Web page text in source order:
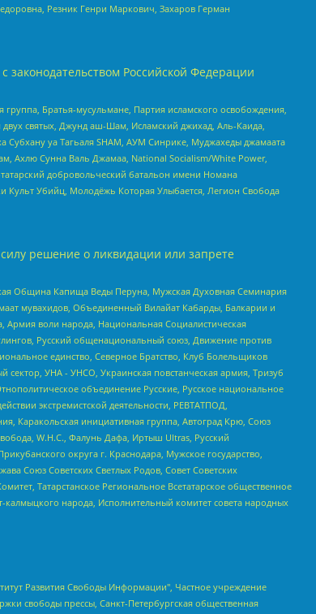
Резник Генри Маркович, Захаров Герман
Российской Федерации
Братья-мусульмане, Партия исламского освобождения,
святых, Джунд аш-Шам, Исламский джихад, Аль-Каида,
уа Тагьаля SHAM, АУМ Синрике, Муджахеды джамаата
Ахлю Сунна Валь Джамаа, National Socialism/White Power,
добровольческий батальон имени Номана
Культ Убийц, Молодёжь Которая Улыбается, Легион Свобода
решение о ликвидации или запрете
Община Капища Веды Перуна, Мужская Духовная Семинария
мувахидов, Объединенный Вилайат Кабарды, Балкарии и
Армия воли народа, Национальная Социалистическая
Русский общенациональный союз, Движение против
единство, Северное Братство, Клуб Болельщиков
УНА - УНСО, Украинская повстанческая армия, Тризуб
объединение Русские, Русское национальное
экстремистской деятельности, РЕВТАТПОД,
Каракольская инициативная группа, Автоград Крю, Союз
W.H.С., Фалунь Дафа, Иртыш Ultras, Русский
округа г. Краснодара, Мужское государство,
Союз Советских Светлых Родов, Совет Советских
Татарстанское Региональное Всетатарское общественное
народа, Исполнительный комитет совета народных
центр для ЛГБТ+инициатив, Благотворительный фонд развития филантропии, Deutsche Welle (Германия, Kurt-Schumacher-Strasse 3, 53113 Bonn), Борзунова Мария Михайловна, Воробьев Виктор Викторович, Голубева Анна Львовна, Константинова Алла Михайловна, Малкова Ирина Владимировна, Мурадов Мурад Абдулгалимович, Осетинская Елизавета Николаевна, Понасенков Евгений Николаевич, Ганапольский Матвей Юрьевич, Киселев Евгений Алексеевич, Борухович Ирина Григорьевна, Дремин Иван Тимофеевич, Дубровский Дмитрий Викторович, Красноярская региональная общественная организация поддержки и развития альтернативных образовательных технологий и межкультурных коммуникаций "ИНТЕРРА", Маяковская Екатерина Алексеевна, Фейгин Марк Захарович, Филимонов Андрей Викторович, Дзугкоева Регина Николаевна, Доброхотов Роман Александрович, Дудь Юрий Александрович, Елкин Сергей Владимирович, Кругликов Кирилл Игоревич, Сабунаева Мария Леонидовна, Семенов Алексей Владимирович, Шаинян Карен Багратович, Шульман Екатерина Михайловна, Асафьев Артур Валерьевич, Вахштайн Виктор Семенович, Венедиктов Алексей Алексеевич, Лушникова Екатерина Евгеньевна, Волков Леонид Михайлович, Невзоров Александр Глебович, Пархоменко Сергей Борисович, Сироткин Ярослав Николаевич, Кара-Мурза Владимир Владимирович, Баранова Наталья Владимировна, Гозман Леонид Яковлевич, Кагарлицкий Борис Юльевич, Климарев Михаил Валерьевич, Милов Владимир Станиславович, Автономная некоммерческая организация Краснодарский центр современного искусства "Типография", Моргенштерн Алишер Тагирович, Соболь Любовь Эдуардовна, Общество с ограниченной ответственностью "ЛИЗА НОРМ", Каспаров Гарри Кимович, Ходорковский Михаил Борисович, Общество с ограниченной ответственностью "Апрельские тезисы", Данилович Ирина Брониславовна, Кашин Олег Владимирович, Петров Николай Владимирович, Пивоваров Алексей Владимирович, Соколов Михаил Владимирович, Цветкова Юлия Владимировна, Чичваркин Евгений Александрович, Комитет против пыток/Команда против пыток, Общество с ограниченной ответственностью "Первый научный", Общество с ограниченной ответственностью "Вертолет и ко", Белоцерковская Вероника Борисовна, Кац Максим Евгеньевич, Лазарева Татьяна Юрьевна, Шаведдинов Руслан Табризович, Яшин Илья Валерьевич, Общество с ограниченной ответственностью "Иноагент ААВ", Алешковский Дмитрий Петрович, Альбац Евгения Марковна, Быков Дмитрий Львович, Галямина Юлия Евгеньевна, Лойко Сергей Леонидович, Мартынов Кирилл Константинович, Медведев Сергей Александрович, Крашенинников Федор Геннадиевич, Гордеева Катерина Вл